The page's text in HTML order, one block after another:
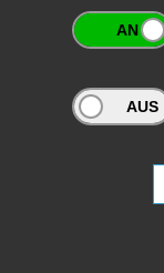
Archivportal
Ihnen beratend zur